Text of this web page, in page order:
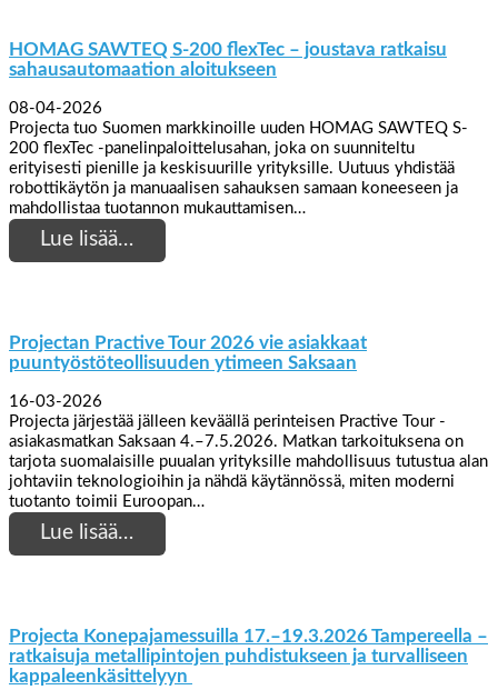
HOMAG SAWTEQ S-200 flexTec – joustava ratkaisu
sahausautomaation aloitukseen
08-04-2026
Projecta tuo Suomen markkinoille uuden HOMAG SAWTEQ S-
200 flexTec -panelinpaloittelusahan, joka on suunniteltu
erityisesti pienille ja keskisuurille yrityksille. Uutuus yhdistää
robottikäytön ja manuaalisen sahauksen samaan koneeseen ja
mahdollistaa tuotannon mukauttamisen…
Lue lisää…
Projectan Practive Tour 2026 vie asiakkaat
puuntyöstöteollisuuden ytimeen Saksaan
16-03-2026
Projecta järjestää jälleen keväällä perinteisen Practive Tour -
asiakasmatkan Saksaan 4.–7.5.2026. Matkan tarkoituksena on
tarjota suomalaisille puualan yrityksille mahdollisuus tutustua alan
johtaviin teknologioihin ja nähdä käytännössä, miten moderni
tuotanto toimii Euroopan…
Lue lisää…
Projecta Konepajamessuilla 17.–19.3.2026 Tampereella –
ratkaisuja metallipintojen puhdistukseen ja turvalliseen
kappaleenkäsittelyyn